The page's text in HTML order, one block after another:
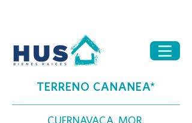
TERRENO CANANEA*
CUERNAVACA, MOR.